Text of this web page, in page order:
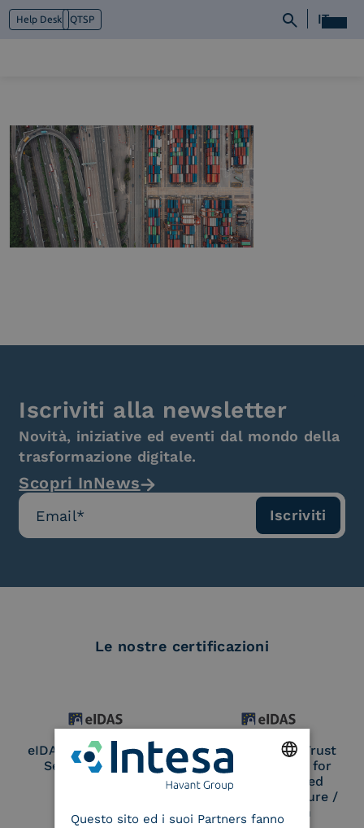
Help Desk QTSP IT
Cosa facciamo
Piattaforme
Industry
News e Media
Contattaci
Iscriviti alla newsletter
Novità, iniziative ed eventi dal mondo della
trasformazione digitale.
Scopri InNews
Le nostre certificazioni
eIDAS Qualified Trust
Service Provider
eIDAS Qualified Trust
Service Provider for
Remote Qualified
Electronic Signature /
Seal Creation
ITALIAN
Questo sito ed i suoi Partners fanno